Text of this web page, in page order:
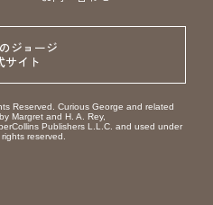
ジョージ
サイト
Reserved. Curious George and related
Margret and H. A. Rey,
Publishers L.L.C. and used under
reserved.